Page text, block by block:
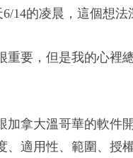
14的凌晨，這個想法
重要，但是我的心裡
加拿大溫哥華的軟件
適用性、範圍、授